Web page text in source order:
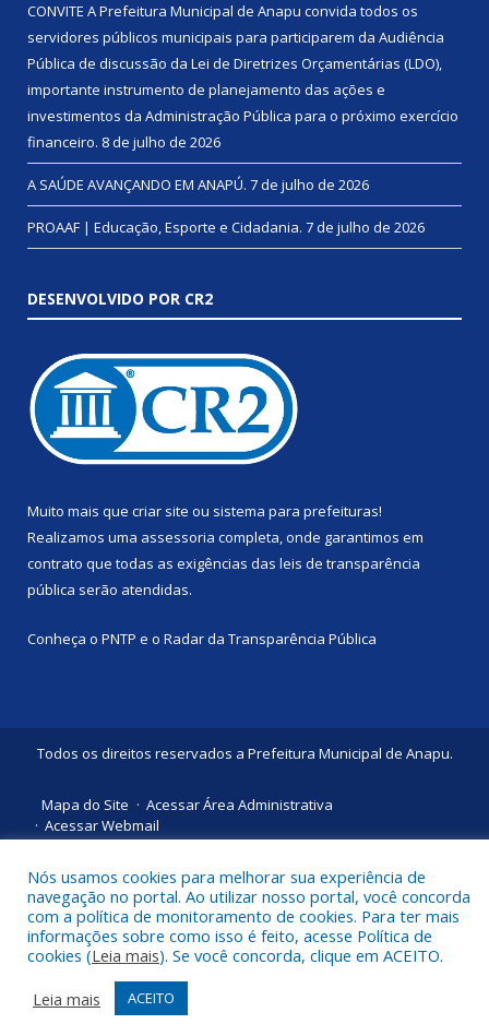
CONVITE A Prefeitura Municipal de Anapu convida todos os
servidores públicos municipais para participarem da Audiência
Pública de discussão da Lei de Diretrizes Orçamentárias (LDO),
importante instrumento de planejamento das ações e
investimentos da Administração Pública para o próximo exercício
financeiro. 8 de julho de 2026
A SAÚDE AVANÇANDO EM ANAPÚ. 7 de julho de 2026
PROAAF | Educação, Esporte e Cidadania. 7 de julho de 2026
DESENVOLVIDO POR CR2
Muito mais que criar site ou sistema para prefeituras!
Realizamos uma assessoria completa, onde garantimos em
contrato que todas as exigências das leis de transparência
pública serão atendidas.
Conheça o PNTP e o Radar da Transparência Pública
Todos os direitos reservados a Prefeitura Municipal de Anapu.
Mapa do Site
Acessar Área Administrativa
Acessar Webmail
Nós usamos cookies para melhorar sua experiência de
navegação no portal. Ao utilizar nosso portal, você concorda
com a política de monitoramento de cookies. Para ter mais
informações sobre como isso é feito, acesse Política de
cookies (Leia mais). Se você concorda, clique em ACEITO.
Leia mais
ACEITO